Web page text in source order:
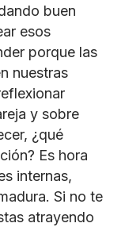
buen
esos
porque las
nuestras
y sobre
¿qué
Es hora
internas,
Si no te
atrayendo